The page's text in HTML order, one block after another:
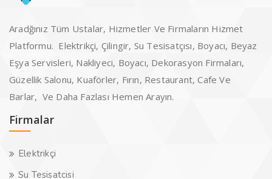
Aradğınız Tüm Ustalar, Hizmetler Ve Firmaların Hizmet
Platformu. Elektrikçi, Çilingir, Su Tesisatçısı, Boyacı, Beyaz
Eşya Servisleri, Nakliyeci, Boyacı, Dekorasyon Firmaları,
Güzellik Salonu, Kuaförler, Fırın, Restaurant, Cafe Ve
Barlar, Ve Daha Fazlası Hemen Arayın.
Firmalar
Elektrikçi
Su Tesisatcisi